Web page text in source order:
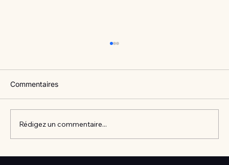
Commentaires
Rédigez un commentaire...